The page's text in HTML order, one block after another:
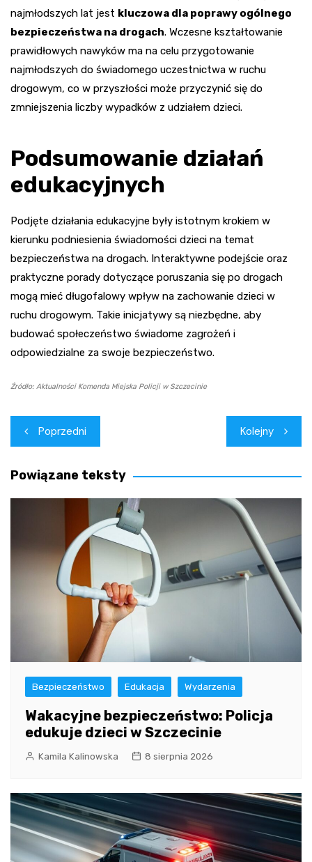
najmłodszych lat jest kluczowa dla poprawy ogólnego
bezpieczeństwa na drogach. Wczesne kształtowanie
prawidłowych nawyków ma na celu przygotowanie
najmłodszych do świadomego uczestnictwa w ruchu
drogowym, co w przyszłości może przyczynić się do
zmniejszenia liczby wypadków z udziałem dzieci.
Podsumowanie działań
edukacyjnych
Podjęte działania edukacyjne były istotnym krokiem w
kierunku podniesienia świadomości dzieci na temat
bezpieczeństwa na drogach. Interaktywne podejście oraz
praktyczne porady dotyczące poruszania się po drogach
mogą mieć długofalowy wpływ na zachowanie dzieci w
ruchu drogowym. Takie inicjatywy są niezbędne, aby
budować społeczeństwo świadome zagrożeń i
odpowiedzialne za swoje bezpieczeństwo.
Źródło: Aktualności Komenda Miejska Policji w Szczecinie
Nawigacja
wpisu
Poprzedni Kolejny
Powiązane teksty
Bezpieczeństwo Edukacja Wydarzenia
Wakacyjne bezpieczeństwo: Policja
edukuje dzieci w Szczecinie
Kamila Kalinowska 8 sierpnia 2026